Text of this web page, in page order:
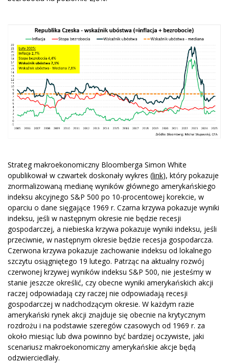
Strateg makroekonomiczny Bloomberga Simon White
opublikował w czwartek doskonały wykres (link), który pokazuje
znormalizowaną medianę wyników głównego amerykańskiego
indeksu akcyjnego S&P 500 po 10-procentowej korekcie, w
oparciu o dane sięgające 1969 r. Czarna krzywa pokazuje wyniki
indeksu, jeśli w następnym okresie nie będzie recesji
gospodarczej, a niebieska krzywa pokazuje wyniki indeksu, jeśli
przeciwnie, w następnym okresie będzie recesja gospodarcza.
Czerwona krzywa pokazuje zachowanie indeksu od lokalnego
szczytu osiągniętego 19 lutego. Patrząc na aktualny rozwój
czerwonej krzywej wyników indeksu S&P 500, nie jesteśmy w
stanie jeszcze określić, czy obecne wyniki amerykańskich akcji
raczej odpowiadają czy raczej nie odpowiadają recesji
gospodarczej w nadchodzącym okresie. W każdym razie
amerykański rynek akcji znajduje się obecnie na krytycznym
rozdrożu i na podstawie szeregów czasowych od 1969 r. za
około miesiąc lub dwa powinno być bardziej oczywiste, jaki
scenariusz makroekonomiczny amerykańskie akcje będą
odzwierciedlały.